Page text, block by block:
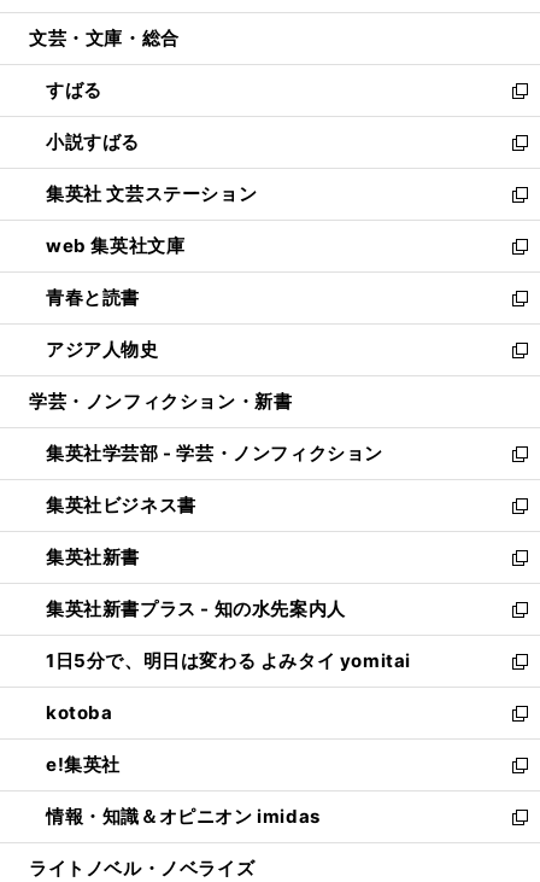
開
ウ
開
く
ン
ウ
で
開
く
ウ
ン
ド
ウ
で
開
く
文芸・文庫・総合
すばる
新
し
い
ウ
ィ
ン
ド
ウ
で
開
く
小説すばる
新
し
い
ウ
ィ
ン
ド
ウ
で
開
集英社 文芸ステーション
新
し
い
ウ
ィ
ン
ド
ウ
開
く
web 集英社文庫
新
し
い
ウ
ィ
ン
ウ
で
開
く
青春と読書
新
し
い
ウ
ン
ド
ウ
で
開
く
アジア人物史
新
し
ウ
ィ
ン
ド
ウ
で
開
く
学芸・ノンフィクション・新書
集英社学芸部 - 学芸・ノンフィクション
新
し
い
ウ
ィ
ン
ド
ウ
で
開
く
集英社ビジネス書
新
し
い
ウ
ィ
ン
ド
ウ
で
開
く
集英社新書
新
し
い
ウ
ィ
ン
ド
ウ
で
開
く
集英社新書プラス - 知の水先案内人
新
し
い
ウ
ィ
ン
ド
ウ
で
開
1日5分で、明日は変わる よみタイ yomitai
新
し
い
ウ
ィ
ン
ド
ウ
kotoba
新
し
い
ウ
ィ
ン
e!集英社
新
し
い
ウ
情報・知識＆オピニオン imidas
新
し
ライトノベル・ノベライズ